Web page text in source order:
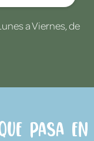
a Viernes, de
pasa en